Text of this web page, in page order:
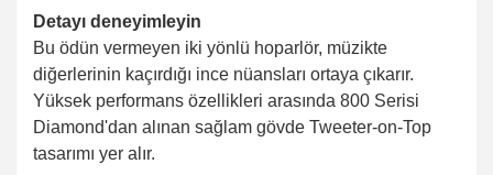
Detayı deneyimleyin
Bu ödün vermeyen iki yönlü hoparlör, müzikte
diğerlerinin kaçırdığı ince nüansları ortaya çıkarır.
Yüksek performans özellikleri arasında 800 Serisi
Diamond'dan alınan sağlam gövde Tweeter-on-Top
tasarımı yer alır.